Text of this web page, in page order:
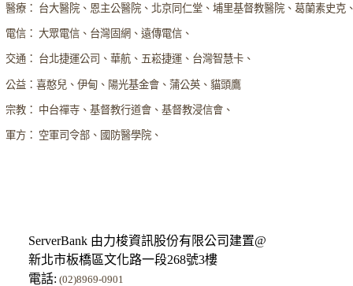
醫療： 台大醫院、恩主公醫院、北京同仁堂、埔里基督教醫院、葛蘭素史克
電信： 大眾電信、台灣固網、遠傳電信、
交通： 台北捷運公司、華航、五崧捷運、台灣智慧卡、
公益：喜憨兒、伊甸、陽光基金會、蒲公英、貓頭鷹
宗教： 中台禪寺、基督教行道會、基督教浸信會、
軍方： 空軍司令部、國防醫學院、
ServerBank 由力梭資訊股份有限公司建置@
新北市板橋區文化路一段268號3樓
電話: (02)8969-0901